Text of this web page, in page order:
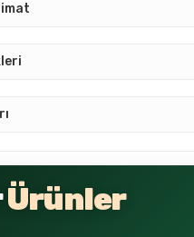
Ürünler